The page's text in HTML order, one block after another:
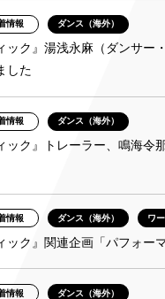
情報 ダンス（海外）
ック』湯浅永麻（ダンサ
した
情報 ダンス（海外）
ック』トレーラー、鳴海
情報 ダンス（海外） ワ
ック』関連企画「パフォー
情報 ダンス（海外）